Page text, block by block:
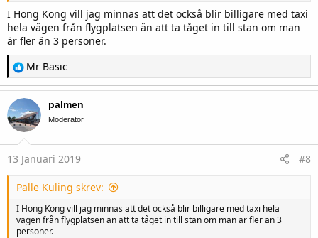
I Hong Kong vill jag minnas att det också blir billigare med taxi
hela vägen från flygplatsen än att ta tåget in till stan om man
är fler än 3 personer.
R
a
c
t
i
o
:
Mr Basic
palmen
Moderator
13 Januari 2019 #8
Palle Kuling skrev:
I Hong Kong vill jag minnas att det också blir billigare med taxi hela
vägen från flygplatsen än att ta tåget in till stan om man är fler än 3
personer.